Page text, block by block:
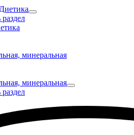
минеральная
минеральная